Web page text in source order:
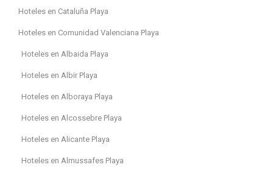
Hoteles en Cataluña Playa
Hoteles en Comunidad Valenciana Playa
Hoteles en Albaida Playa
Hoteles en Albir Playa
Hoteles en Alboraya Playa
Hoteles en Alcossebre Playa
Hoteles en Alicante Playa
Hoteles en Almussafes Playa